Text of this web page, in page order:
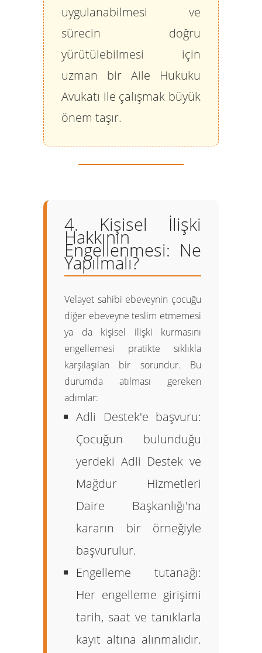
uygulanabilmesi ve
sürecin doğru
yürütülebilmesi için
uzman bir Aile Hukuku
Avukatı ile çalışmak büyük
önem taşır.
4. Kişisel İlişki
Hakkının
Engellenmesi: Ne
Yapılmalı?
Velayet sahibi ebeveynin çocuğu
diğer ebeveyne teslim etmemesi
ya da kişisel ilişki kurmasını
engellemesi pratikte sıklıkla
karşılaşılan bir sorundur. Bu
durumda atılması gereken
adımlar:
Adli Destek'e başvuru:
Çocuğun bulunduğu
yerdeki Adli Destek ve
Mağdur Hizmetleri
Daire Başkanlığı'na
kararın bir örneğiyle
başvurulur.
Engelleme tutanağı:
Her engelleme girişimi
tarih, saat ve tanıklarla
kayıt altına alınmalıdır.